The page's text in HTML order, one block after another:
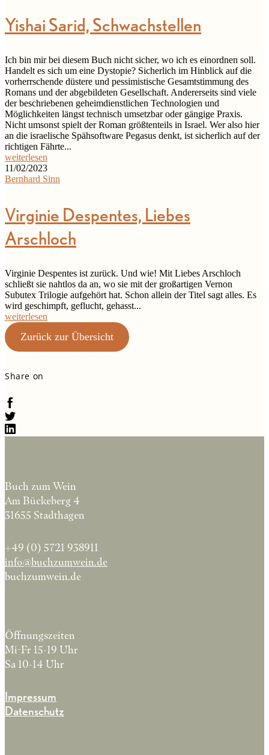
Yishai Sarid, Schwachstellen
Ich bin mir bei diesem Buch nicht sicher, wo ich es einordnen soll.
Handelt es sich um eine Dystopie? Sicherlich im Hinblick auf die
vorherrschende düstere und pessimistische Gesamtstimmung des
Romans und der abgebildeten Gesellschaft. Andererseits sind viele
der beschriebenen geheimdienstlichen Technologien und
Möglichkeiten längst technisch umsetzbar oder gängige Praxis.
Nicht umsonst spielt der Roman größtenteils in Israel. Wer also hier
an die israelische Spähsoftware Pegasus denkt, ist sicherlich auf der
richtigen Fährte...
weiterlesen
11/02/2023
Bernhard Sinn
Virginie Despentes, Liebes
Arschloch
Virginie Despentes ist zurück. Und wie! Mit Liebes Arschloch
schließt sie nahtlos da an, wo sie mit der großartigen Vernon
Subutex Trilogie aufgehört hat. Schon allein der Titel sagt alles. Es
wird geschimpft, geflucht, gehasst...
weiterlesen
Zurück zur Übersicht
Share on
Buch zum Wein
Am Bückeberg 4
31655 Stadthagen
+49 (0) 5721 938911
info@buchzumwein.de
buchzumwein.de
Öffnungszeiten
Mi-Fr 15-19 Uhr
Sa 10-14 Uhr
Impressum
Datenschutz